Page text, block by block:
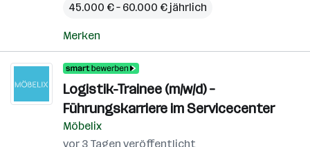
45.000 € – 60.000 € jährlich
Merken
Logistik-Trainee (m/w/d) –
Führungskarriere im Servicecenter
Möbelix
vor 3 Tagen veröffentlicht